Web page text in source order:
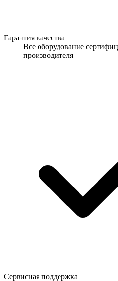
Гарантия качества
Все оборудование
производителя
Сервисная поддержка